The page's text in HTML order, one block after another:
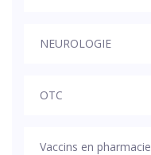
NEUROLOGIE
OTC
Vaccins en pharmacie